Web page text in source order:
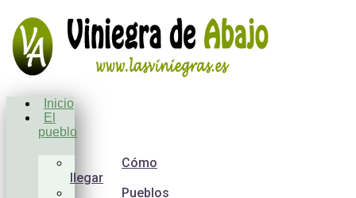
Inicio
El
pueblo
Cómo
llegar
Pueblos